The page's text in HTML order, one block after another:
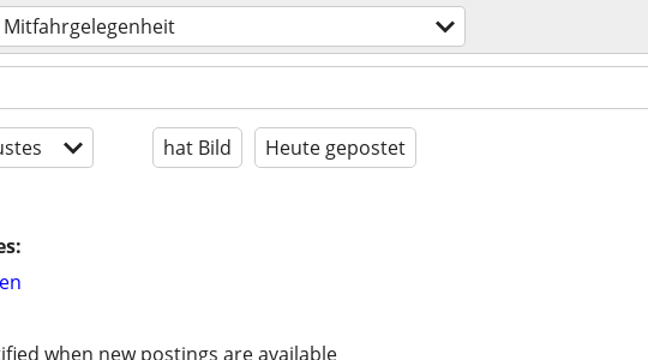
Mitfahrgelegenheit
hat Bild Heute gepostet
when new postings are available